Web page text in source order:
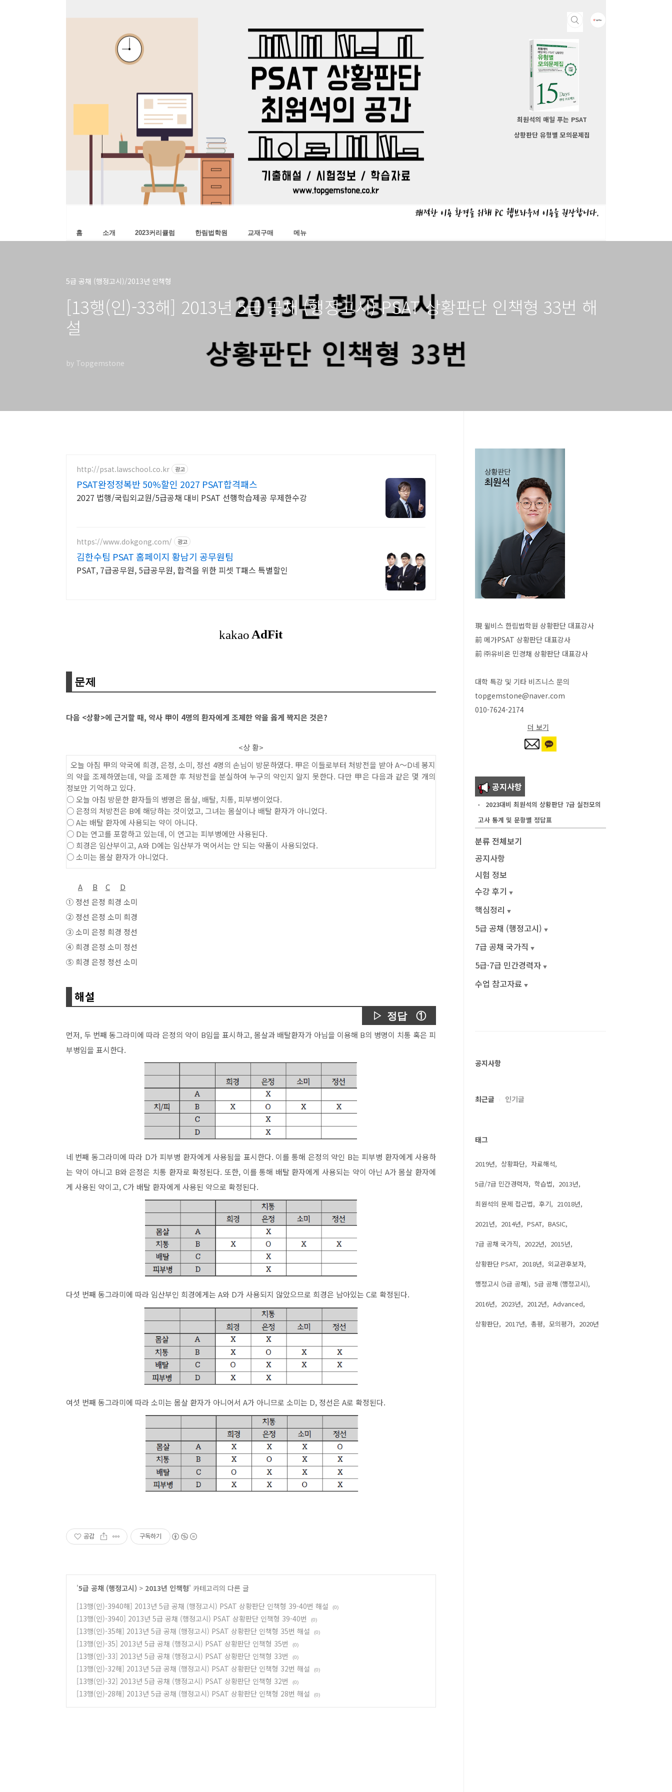
최원석의 매일 푸는 PSAT
상황판단 유형별 모의문제집
홈 소개 2023커리큘럼 한림법학원 교재구매 메뉴
5급 공채 (행정고시)/2013년 인책형
[13행(인)-33해] 2013년 5급 공채 (행정고시) PSAT 상황판단 인책형 33번 해
설
by Topgemstone
http://psat.lawschool.co.kr 광고
PSAT완정정복반 50%할인 2027 PSAT합격패스
2027 법행/국립외교원/5급공채 대비 PSAT 선행학습제공 무제한수강
https://www.dokgong.com/ 광고
김한수팀 PSAT 홈페이지 황남기 공무원팀
PSAT, 7급공무원, 5급공무원, 합격을 위한 피셋 T패스 특별할인
문제
다음 <상황>에 근거할 때, 약사 甲이 4명의 환자에게 조제한 약을 옳게 짝지은 것은?
<상 황>
오늘 아침 甲의 약국에 희경,은정,소미, 정선 4명의 손님이 방문하였다. 甲은 이들로부터 처방전을 받아A～D네 봉지
의 약을 조제하였는데, 약을 조제한 후 처방전을 분실하여 누구의 약인지 알지 못한다. 다만 甲은 다음과 같은 몇 개의
정보만 기억하고 있다.
○오늘 아침 방문한 환자들의 병명은 몸살, 배탈, 치통, 피부병이었다.
○은정의 처방전은 B에 해당하는 것이었고,그녀는 몸살이나 배탈 환자가 아니었다.
○A는 배탈 환자에 사용되는 약이 아니다.
○ D는 연고를 포함하고 있는데, 이 연고는 피부병에만 사용된다.
○ 희경은 임산부이고, A와 D에는 임산부가 먹어서는 안 되는 약품이 사용되었다.
○소미는 몸살 환자가 아니었다.
A B C
D
① 정선 은정 희경 소미
② 정선 은정 소미 희경
③소미 은정 희경 정선
④ 희경 은정 소미 정선
⑤ 희경 은정 정선 소미
해설
▷ 정답 ①
먼저, 두 번째 동그라미에 따라 은정의 약이 B임을 표시하고, 몸살과 배탈환자가 아님을 이용해 B의 병명이 치통 혹은 피
부병임을 표시한다.
네 번째 동그라미에 따라 D가 피부병 환자에게 사용됨을 표시한다. 이를 통해 은정의 약인 B는 피부병 환자에게 사용하
는 약이 아니고 B와 은정은 치통 환자로 확정된다. 또한, 이를 통해 배탈 환자에게 사용되는 약이 아닌 A가 몸살 환자에
게 사용된 약이고, C가 배탈 환자에게 사용된 약으로 확정된다.
다섯 번째 동그라미에 따라 임산부인 희경에게는 A와 D가 사용되지 않았으므로 희경은 남아있는 C로 확정된다.
여섯 번째 동그라미에 따라 소미는 몸살 환자가 아니어서 A가 아니므로 소미는 D, 정선은 A로 확정된다.
공감 구독하기
'5급 공채 (행정고시) > 2013년 인책형' 카테고리의 다른 글
[13행(인)-3940해] 2013년 5급 공채 (행정고시) PSAT 상황판단 인책형 39-40번 해설
(0)
[13행(인)-3940] 2013년 5급 공채 (행정고시) PSAT 상황판단 인책형 39-40번 (0)
[13행(인)-35해] 2013년 5급 공채 (행정고시) PSAT 상황판단 인책형 35번 해설 (0)
[13행(인)-35] 2013년 5급 공채 (행정고시) PSAT 상황판단 인책형 35번 (0)
[13행(인)-33] 2013년 5급 공채 (행정고시) PSAT 상황판단 인책형 33번 (0)
[13행(인)-32해] 2013년 5급 공채 (행정고시) PSAT 상황판단 인책형 32번 해설 (0)
[13행(인)-32] 2013년 5급 공채 (행정고시) PSAT 상황판단 인책형 32번 (0)
[13행(인)-28해] 2013년 5급 공채 (행정고시) PSAT 상황판단 인책형 28번 해설 (0)
現 윌비스 한림법학원 상황판단 대표강사
前 메가PSAT 상황판단 대표강사
前 ㈜유비온 민경채 상황판단 대표강사
대학 특강 및 기타 비즈니스 문의
topgemstone@naver.com
010-7624-2174
더 보기
공지사항
2023대비 최원석의 상황판단 7급 실전모의
고사 통계 및 문항별 정답표
분류 전체보기
공지사항
시험 정보
수강 후기
핵심정리
5급 공채 (행정고시)
7급 공채 국가직
5급·7급 민간경력자
수업 참고자료
공지사항
최근글 인기글
태그
2019년 상황파단 자료해석
5급/7급 민간경력자 학습법 2013년
최원석의 문제 접근법 후기 21018년
2021년 2014년 PSAT BASIC
7급 공채 국가직 2022년 2015년
상황판단 PSAT 2018년 외교관후보자
행정고시 (5급 공채) 5급 공채 (행정고시)
2016년 2023년 2012년 Advanced
상황판단 2017년 총평 모의평가 2020년